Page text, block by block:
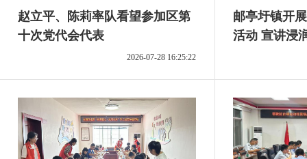
赵立平、陈莉率队看望参加区第
十次党代会代表
2026-07-28 16:25:22
邮亭圩镇开
活动 宣讲浸